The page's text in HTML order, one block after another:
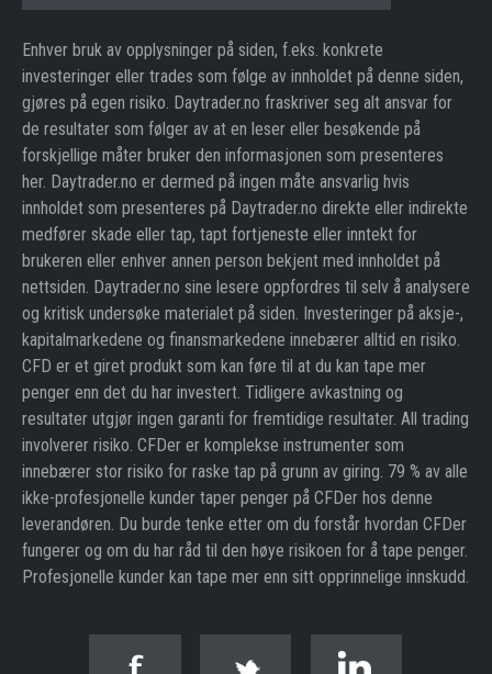
Enhver bruk av opplysninger på siden, f.eks. konkrete
investeringer eller trades som følge av innholdet på denne siden,
gjøres på egen risiko. Daytrader.no fraskriver seg alt ansvar for
de resultater som følger av at en leser eller besøkende på
forskjellige måter bruker den informasjonen som presenteres
her. Daytrader.no er dermed på ingen måte ansvarlig hvis
innholdet som presenteres på Daytrader.no direkte eller indirekte
medfører skade eller tap, tapt fortjeneste eller inntekt for
brukeren eller enhver annen person bekjent med innholdet på
nettsiden. Daytrader.no sine lesere oppfordres til selv å analysere
og kritisk undersøke materialet på siden. Investeringer på aksje-,
kapitalmarkedene og finansmarkedene innebærer alltid en risiko.
CFD er et giret produkt som kan føre til at du kan tape mer
penger enn det du har investert. Tidligere avkastning og
resultater utgjør ingen garanti for fremtidige resultater. All trading
involverer risiko. CFDer er komplekse instrumenter som
innebærer stor risiko for raske tap på grunn av giring. 79 % av alle
ikke-profesjonelle kunder taper penger på CFDer hos denne
leverandøren. Du burde tenke etter om du forstår hvordan CFDer
fungerer og om du har råd til den høye risikoen for å tape penger.
Profesjonelle kunder kan tape mer enn sitt opprinnelige innskudd.